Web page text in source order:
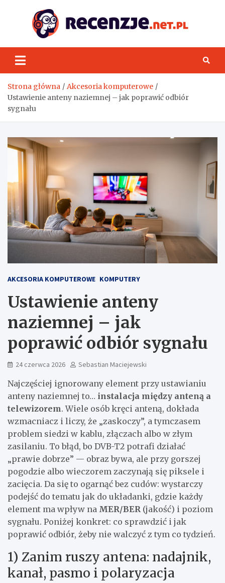
Strona główna
Akcesoria komputerowe
Ustawienie anteny naziemnej – jak poprawić odbiór
sygnału
AKCESORIA KOMPUTEROWE KOMPUTERY
Ustawienie anteny
naziemnej – jak
poprawić odbiór sygnału
24 czerwca 2026 Sebastian Maciejewski
Najczęściej ignorowany element przy ustawianiu
anteny naziemnej to… instalacja między anteną a
telewizorem. Wiele osób kręci anteną, dokłada
wzmacniacz i liczy, że „zaskoczy”, a tymczasem
problem siedzi w kablu, złączach albo w złym
zasilaniu. To błąd, bo DVB-T2 potrafi działać
„prawie dobrze” — obraz bywa, ale przy gorszej
pogodzie albo wieczorem zaczynają się piksele i
zacięcia. Da się to ogarnąć bez cudów: wystarczy
podejść do tematu jak do układanki, gdzie każdy
element ma wpływ na MER/BER (jakość) i poziom
sygnału. Poniżej konkret: co sprawdzić i jak
poprawić odbiór, żeby nie walczyć z tym co tydzień.
1) Zanim ruszy antena: nadajnik,
kanał, pasmo i polaryzacja